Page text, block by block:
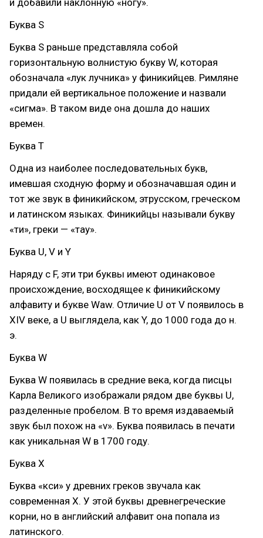
и добавили наклонную «ногу».
Буква S
Буква S раньше представляла собой
горизонтальную волнистую букву W, которая
обозначала «лук лучника» у финикийцев. Римляне
придали ей вертикальное положение и назвали
«сигма». В таком виде она дошла до наших
времен.
Буква T
Одна из наиболее последовательных букв,
имевшая сходную форму и обозначавшая один и
тот же звук в финикийском, этрусском, греческом
и латинском языках. Финикийцы называли букву
«ти», греки — «тау».
Буква U, V и Y
Наряду с F, эти три буквы имеют одинаковое
происхождение, восходящее к финикийскому
алфавиту и букве Waw. Отличие U от V появилось в
XIV веке, а U выглядела, как Y, до 1000 года до н.
э.
Буква W
Буква W появилась в средние века, когда писцы
Карла Великого изображали рядом две буквы U,
разделенные пробелом. В то время издаваемый
звук был похож на «v». Буква появилась в печати
как уникальная W в 1700 году.
Буква Х
Буква «кси» у древних греков звучала как
современная Х. У этой буквы древнегреческие
корни, но в английский алфавит она попала из
латинского.